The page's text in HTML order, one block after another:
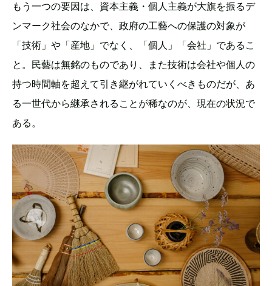
もう一つの要因は、資本主義・個人主義が大旗を振るデ
ンマーク社会のなかで、政府の工藝への保護の対象が
「技術」や「産地」でなく、「個人」「会社」であるこ
と。民藝は無銘のものであり、また技術は会社や個人の
持つ時間軸を超えて引き継がれていくべきものだが、あ
る一世代から継承されることが稀なのが、現在の状況で
ある。